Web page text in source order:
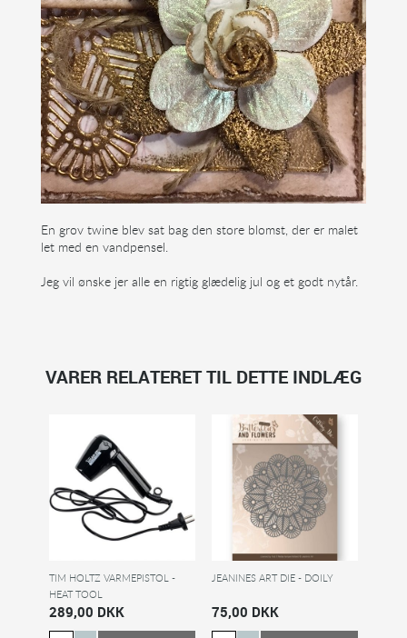
En grov twine blev sat bag den store blomst, der er malet
let med en vandpensel.
Jeg vil ønske jer alle en rigtig glædelig jul og et godt nytår.
VARER RELATERET TIL DETTE INDLÆG
TIM HOLTZ VARMEPISTOL -
HEAT TOOL
289,00 DKK
JEANINES ART DIE - DOILY
75,00 DKK